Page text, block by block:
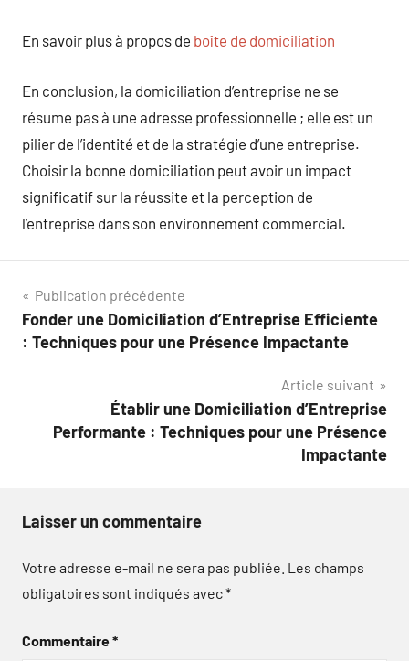
En savoir plus à propos de boîte de domiciliation
En conclusion, la domiciliation d’entreprise ne se
résume pas à une adresse professionnelle ; elle est un
pilier de l’identité et de la stratégie d’une entreprise.
Choisir la bonne domiciliation peut avoir un impact
significatif sur la réussite et la perception de
l’entreprise dans son environnement commercial.
Navigation
de
Publication précédente
Fonder une Domiciliation d’Entreprise Efficiente
: Techniques pour une Présence Impactante
Article suivant
Établir une Domiciliation d’Entreprise
Performante : Techniques pour une Présence
Impactante
Laisser un commentaire
Votre adresse e-mail ne sera pas publiée. Les champs
obligatoires sont indiqués avec*
Commentaire*